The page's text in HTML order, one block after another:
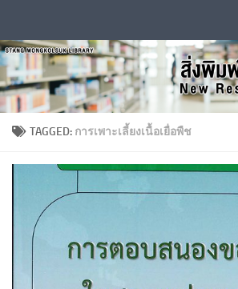
TAGGED: การเพาะเลี้ยงเนื้อเยื่อพืช